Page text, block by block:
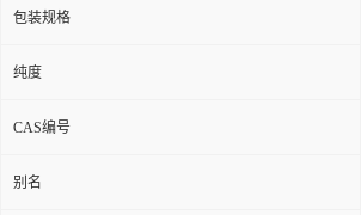
包装规格
纯度
CAS编号
别名